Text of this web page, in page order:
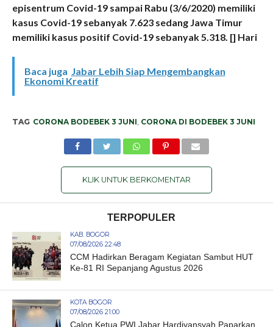
episentrum Covid-19 sampai Rabu (3/6/2020) memiliki
kasus Covid-19 sebanyak 7.623 sedang Jawa Timur
memiliki kasus positif Covid-19 sebanyak 5.318. [] Hari
Baca juga Jabar Lebih Siap Mengembangkan
Ekonomi Kreatif
TAG CORONA BODEBEK 3 JUNI CORONA DI BODEBEK 3 JUNI
KLIK UNTUK BERKOMENTAR
TERPOPULER
KAB. BOGOR
07/08/2026 22:48
CCM Hadirkan Beragam Kegiatan Sambut HUT
Ke-81 RI Sepanjang Agustus 2026
KOTA BOGOR
07/08/2026 21:00
Calon Ketua PWI Jabar Hardiyansyah Paparkan